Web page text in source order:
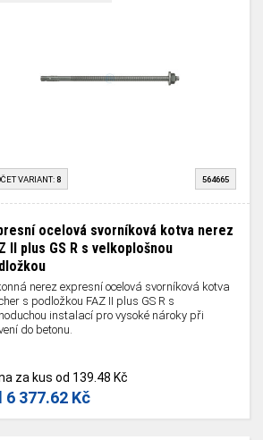
VARIANT: 8 564665
ocelová svorníková kotva nerez
II plus GS R s velkoplošnou
nerez expresní ocelová svorníková kotva
s podložkou FAZ II plus GS R s
instalací pro vysoké nároky při
do betonu.
za kusod 139.48 Kč
6 377.62 Kč